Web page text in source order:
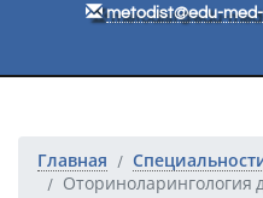
metodist@edu-
Главная
Оториноларингология